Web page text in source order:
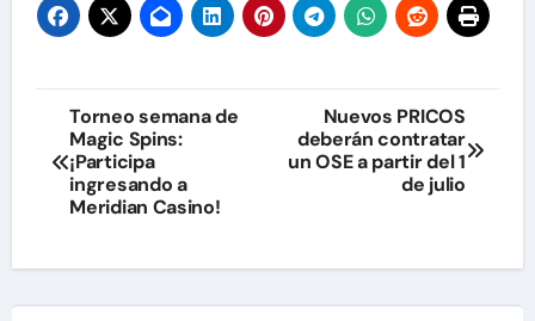
Navegación
de
entradas
Torneo semana de
Magic Spins:
¡Participa
ingresando a
Meridian Casino!
Nuevos PRICOS
deberán contratar
un OSE a partir del 1
de julio